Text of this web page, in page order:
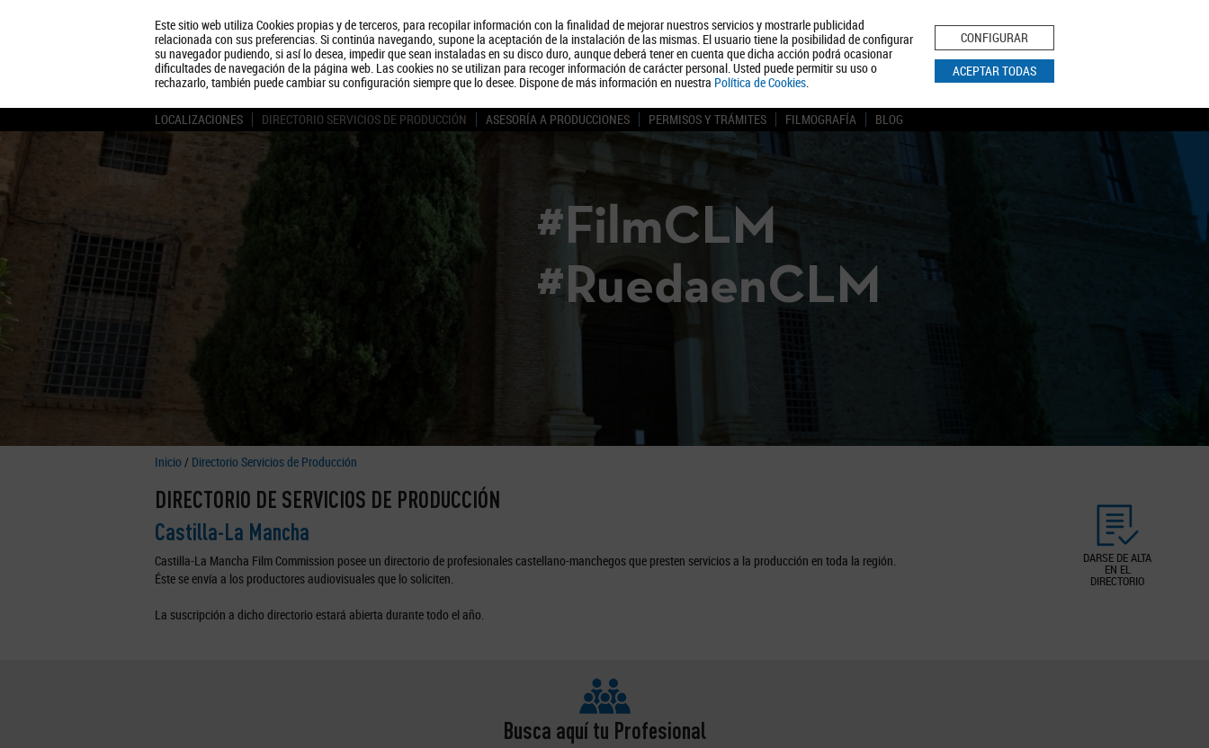
Este sitio web utiliza Cookies propias y de terceros, para recopilar información con la finalidad de mejorar nuestros servicios y mostrarle publicidad
relacionada con sus preferencias. Si continúa navegando, supone la aceptación de la instalación de las mismas. El usuario tiene la posibilidad de configurar
su navegador pudiendo, si así lo desea, impedir que sean instaladas en su disco duro, aunque deberá tener en cuenta que dicha acción podrá ocasionar
dificultades de navegación de la página web. Las cookies no se utilizan para recoger información de carácter personal. Usted puede permitir su uso o
rechazarlo, también puede cambiar su configuración siempre que lo desee. Dispone de más información en nuestra Política de Cookies.
CONFIGURAR
ACEPTAR TODAS
Quiénes somos Turismo Política de Privacidad Aviso Legal Política de Cookies
BUSCAR
LOCALIZACIONES DIRECTORIO SERVICIOS DE PRODUCCIÓN ASESORÍA A PRODUCCIONES PERMISOS Y TRÁMITES FILMOGRAFÍA BLOG
#FilmCLM
#RuedaenCLM
Inicio / Directorio Servicios de Producción
DARSE DE ALTA
EN EL
DIRECTORIO
DIRECTORIO DE SERVICIOS DE PRODUCCIÓN
Castilla-La Mancha
Castilla-La Mancha Film Commission posee un directorio de profesionales castellano-manchegos que presten servicios a la producción en toda la región.
Éste se envía a los productores audiovisuales que lo soliciten.
La suscripción a dicho directorio estará abierta durante todo el año.
Busca aquí tu Profesional